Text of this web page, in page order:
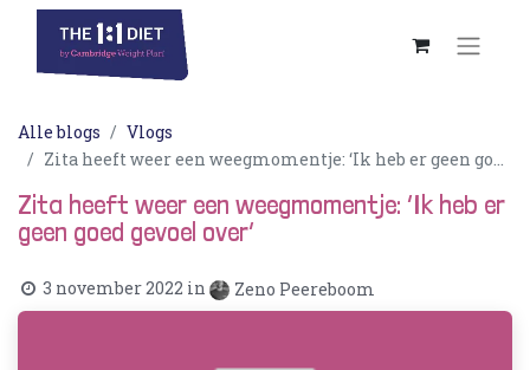
Alle blogs
Vlogs
Zita heeft weer een weegmomentje: ‘Ik heb er geen goed gevoel over’
Zita heeft weer een weegmomentje: ‘Ik heb er
geen goed gevoel over’
3 november 2022 in Zeno Peereboom